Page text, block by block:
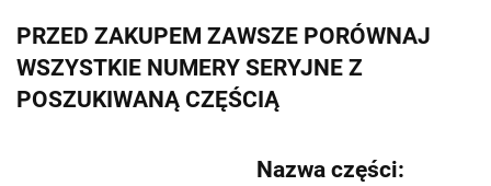
PRZED ZAKUPEM ZAWSZE PORÓWNAJ
WSZYSTKIE NUMERY SERYJNE Z
POSZUKIWANĄ CZĘŚCIĄ
Nazwa części: